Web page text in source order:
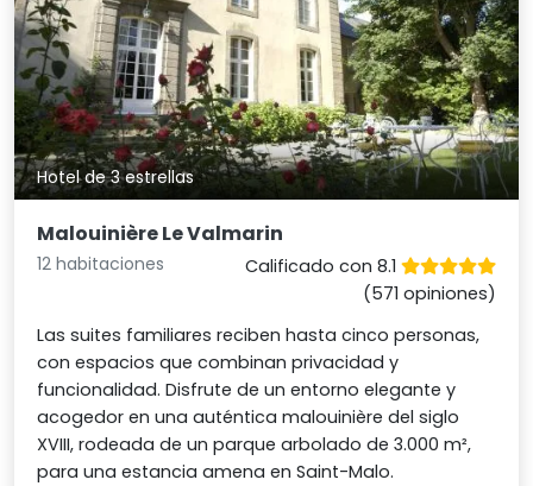
Hotel de 3 estrellas
Malouinière Le Valmarin
12 habitaciones
Calificado con 8.1
(571 opiniones)
Las suites familiares reciben hasta cinco personas,
con espacios que combinan privacidad y
funcionalidad. Disfrute de un entorno elegante y
acogedor en una auténtica malouinière del siglo
XVIII, rodeada de un parque arbolado de 3.000 m²,
para una estancia amena en Saint-Malo.